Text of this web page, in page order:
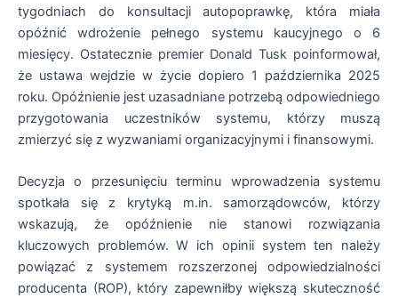
tygodniach do konsultacji autopoprawkę, która miała
opóźnić wdrożenie pełnego systemu kaucyjnego o 6
miesięcy. Ostatecznie premier Donald Tusk poinformował,
że ustawa wejdzie w życie dopiero 1 października 2025
roku. Opóźnienie jest uzasadniane potrzebą odpowiedniego
przygotowania uczestników systemu, którzy muszą
zmierzyć się z wyzwaniami organizacyjnymi i finansowymi.
Decyzja o przesunięciu terminu wprowadzenia systemu
spotkała się z krytyką m.in. samorządowców, którzy
wskazują, że opóźnienie nie stanowi rozwiązania
kluczowych problemów. W ich opinii system ten należy
powiązać z systemem rozszerzonej odpowiedzialności
producenta (ROP), który zapewniłby większą skuteczność